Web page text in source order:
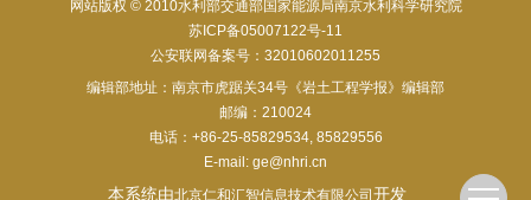
网站版权 © 2010水利部交通部国家能源局南京水利科学研究院
苏ICP备05007122号-11
公安联网备案号：32010602011255
编辑部地址：南京市虎踞关34号《岩土工程学报》编辑部
邮编：210024
电话：+86-25-85829534, 85829556
E-mail: ge@nhri.cn
本系统由北京仁和汇智信息技术有限公司 开发